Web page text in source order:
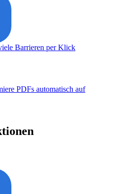
Barrieren per Klick
PDFs automatisch auf